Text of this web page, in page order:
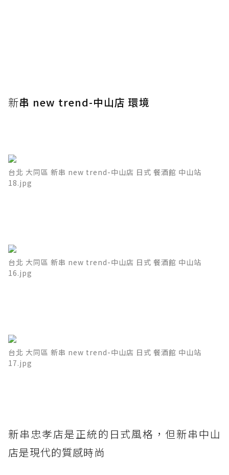
新串 new trend-中山店 環境
台北 大同區 新串 new trend-中山店 日式 餐酒館 中山站
18.jpg
台北 大同區 新串 new trend-中山店 日式 餐酒館 中山站
16.jpg
台北 大同區 新串 new trend-中山店 日式 餐酒館 中山站
17.jpg
新串忠孝店是正統的日式風格，但新串中山
店是現代的質感時尚